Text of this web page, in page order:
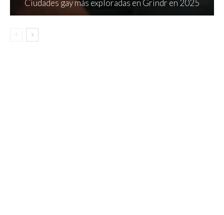
Ciudades gay más exploradas en Grindr en 2025